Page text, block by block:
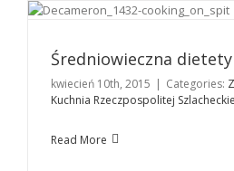
Średniowieczna
Średniowieczna
kwiecień 10th, 2015 | Categories:
Kuchnia Rzeczpospolitej
Read More